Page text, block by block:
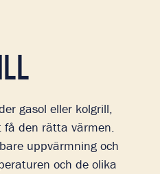
gasol eller kolgrill,
den rätta värmen.
uppvärmning och
och de olika